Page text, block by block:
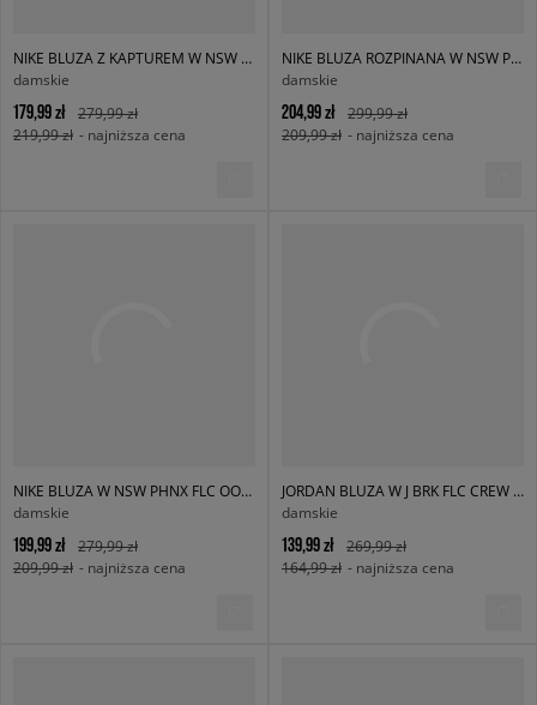
NIKE BLUZA Z KAPTUREM W NSW PHNX FLC OOS PO HOODIE
damskie
179,99 zł
279,99 zł
219,99 zł - najniższa cena
NIKE BLUZA ROZPINANA W NSW PHNX FLC FZ OS HOODIE
damskie
204,99 zł
299,99 zł
209,99 zł - najniższa cena
NIKE BLUZA W NSW PHNX FLC OOS PO HOODIE
damskie
199,99 zł
279,99 zł
209,99 zł - najniższa cena
JORDAN BLUZA W J BRK FLC CREW 24
damskie
139,99 zł
269,99 zł
164,99 zł - najniższa cena